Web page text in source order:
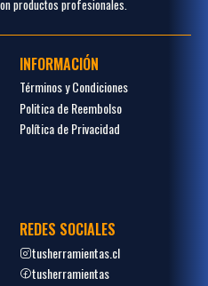
productos profesionales.
INFORMACIÓN
Términos y Condiciones
Politica de Reembolso
Política de Privacidad
REDES SOCIALES
tusherramientas.cl
tusherramientas